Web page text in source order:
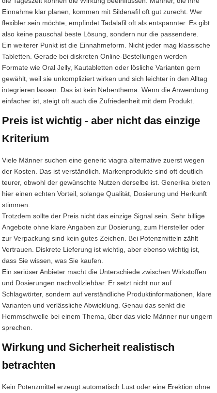
Einnahme klar planen, kommen mit Sildenafil oft gut zurecht. Wer
flexibler sein möchte, empfindet Tadalafil oft als entspannter. Es gibt
also keine pauschal beste Lösung, sondern nur die passendere.
Ein weiterer Punkt ist die Einnahmeform. Nicht jeder mag klassische
Tabletten. Gerade bei diskreten Online-Bestellungen werden
Formate wie Oral Jelly, Kautabletten oder lösliche Varianten gern
gewählt, weil sie unkompliziert wirken und sich leichter in den Alltag
integrieren lassen. Das ist kein Nebenthema. Wenn die Anwendung
einfacher ist, steigt oft auch die Zufriedenheit mit dem Produkt.
Preis ist wichtig - aber nicht das einzige
Kriterium
Viele Männer suchen eine generic viagra alternative zuerst wegen
der Kosten. Das ist verständlich. Markenprodukte sind oft deutlich
teurer, obwohl der gewünschte Nutzen derselbe ist. Generika bieten
hier einen echten Vorteil, solange Qualität, Dosierung und Herkunft
stimmen.
Trotzdem sollte der Preis nicht das einzige Signal sein. Sehr billige
Angebote ohne klare Angaben zur Dosierung, zum Hersteller oder
zur Verpackung sind kein gutes Zeichen. Bei Potenzmitteln zählt
Vertrauen. Diskrete Lieferung ist wichtig, aber ebenso wichtig ist,
dass Sie wissen, was Sie kaufen.
Ein seriöser Anbieter macht die Unterschiede zwischen Wirkstoffen
und Dosierungen nachvollziehbar. Er setzt nicht nur auf
Schlagwörter, sondern auf verständliche Produktinformationen, klare
Varianten und verlässliche Abwicklung. Genau das senkt die
Hemmschwelle bei einem Thema, über das viele Männer nur ungern
sprechen.
Wirkung und Sicherheit realistisch
betrachten
Kein Potenzmittel erzeugt automatisch Lust oder eine Erektion ohne